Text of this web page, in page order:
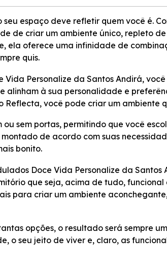
espaço deve refletir quem você é.
de criar um ambiente único, repleto
ela oferece uma infinidade de
quis.
Vida Personalize da Santos Andirá,
alinham à sua personalidade e
Reflecta, você pode criar um ambiente
ou sem portas, permitindo que você
de acordo com suas
bonito.
Doce Vida Personalize da
que seja, acima de tudo,
para criar um ambiente
opções, o resultado será sempre
o seu jeito de viver e, claro, as